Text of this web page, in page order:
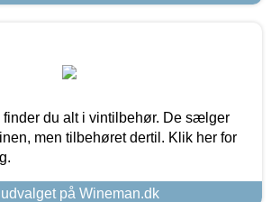
finder du alt i vintilbehør. De sælger
men tilbehøret dertil. Klik her for
på Wineman.dk